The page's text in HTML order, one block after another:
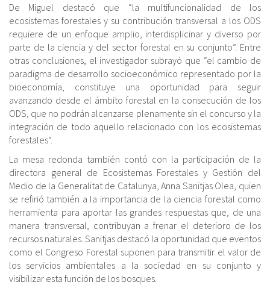
De Miguel destacó que “la multifuncionalidad de los
ecosistemas forestales y su contribución transversal a los ODS
requiere de un enfoque amplio, interdisplicinar y diverso por
parte de la ciencia y del sector forestal en su conjunto”. Entre
otras conclusiones, el investigador subrayó que “el cambio de
paradigma de desarrollo socioeconómico representado por la
bioeconomía, constituye una oportunidad para seguir
avanzando desde el ámbito forestal en la consecución de los
ODS, que no podrán alcanzarse plenamente sin el concurso y la
integración de todo aquello relacionado con los ecosistemas
forestales”.
La mesa redonda también contó con la participación de la
directora general de Ecosistemas Forestales y Gestión del
Medio de la Generalitat de Catalunya, Anna Sanitjas Olea, quien
se refirió también a la importancia de la ciencia forestal como
herramienta para aportar las grandes respuestas que, de una
manera transversal, contribuyan a frenar el deterioro de los
recursos naturales. Sanitjas destacó la oportunidad que eventos
como el Congreso Forestal suponen para transmitir el valor de
los servicios ambientales a la sociedad en su conjunto y
visibilizar esta función de los bosques.